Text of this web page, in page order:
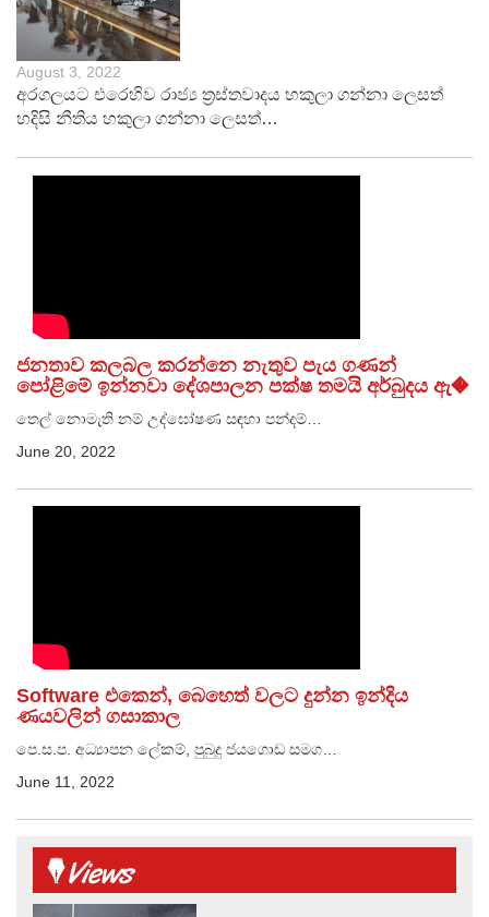
August 3, 2022
අරගලයට එරෙහිව රාජ්‍ය ත්‍රස්තවාදය හකුලා ගන්නා ලෙසත්
හදිසි නීතිය හකුලා ගන්නා ලෙසත්…
ජනතාව කලබල කරන්නෙ නැතුව පැය ගණන්
පෝළිමේ ඉන්නවා දේශපාලන පක්ෂ තමයි අර්බුදය ඇ�
තෙල් නොමැති නම් උද්ඝෝෂණ සඳහා පන්දම්…
June 20, 2022
Software එකෙන්, බෙහෙත් වලට දුන්න ඉන්දිය
ණයවලින් ගසාකාල
පෙ.ස.ප. අධ්‍යාපන ලේකම්, පුබුදු ජයගොඩ සමග…
June 11, 2022